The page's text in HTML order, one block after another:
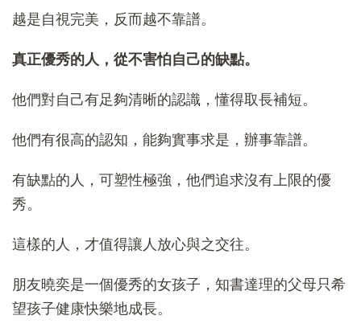
越是自視完美，反而越不靠譜。
真正優秀的人，從不害怕自己的缺點。
他們對自己有足夠清晰的認識，懂得取長補短。
他們有很高的認知，能夠實事求是，辦事靠譜。
有缺點的人，可塑性極強，他們追求沒有上限的優
秀。
這樣的人，才值得讓人放心與之交往。
朋友曉奕是一個優秀的女孩子，知書達理的父母只希
望孩子健康快樂地成長。